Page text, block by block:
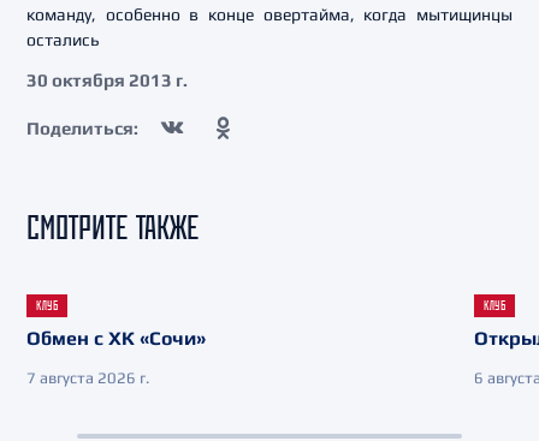
команду, особенно в конце овертайма, когда мытищинцы
остались
30 октября 2013 г.
Поделиться:
СМОТРИТЕ ТАКЖЕ
КЛУБ
Обмен с ХК «Сочи»
7 августа 2026 г.
КЛУБ
6